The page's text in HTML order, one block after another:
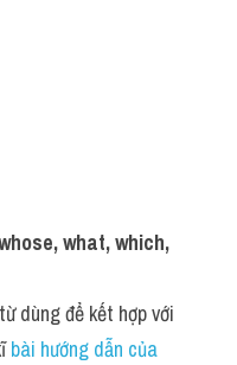
what, which,
dùng để kết hợp với
bài hướng dẫn của